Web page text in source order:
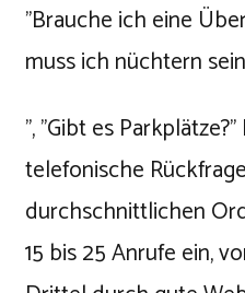
"Brauche ich eine
muss ich nüchtern
", "Gibt es
telefonische
durchschnittlichen
15 bis 25 Anrufe ein,